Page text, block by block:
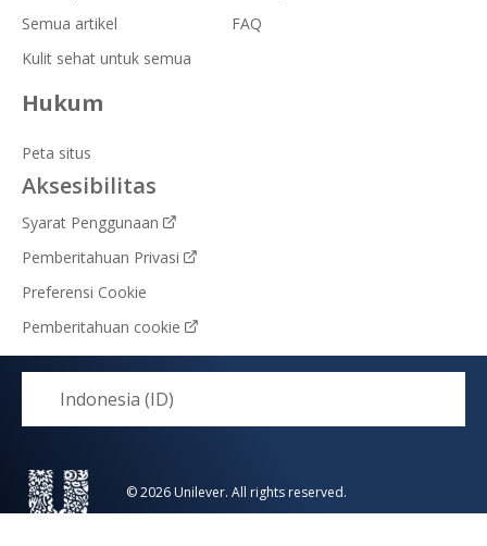
Semua artikel
Kulit sehat untuk semua
FAQ
Hukum
Peta situs
Aksesibilitas
Syarat Penggunaan
Pemberitahuan Privasi
Preferensi Cookie
Pemberitahuan cookie
Indonesia (ID)
© 2026 Unilever. All rights reserved.